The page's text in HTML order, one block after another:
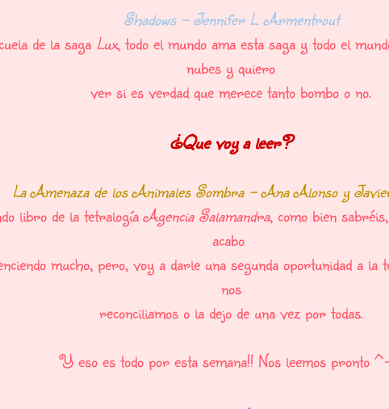
Shadows - Jennifer L. Armentrout
de la saga Lux, todo el mundo ama esta saga y todo el
nubes y quiero
ver si es verdad que merece tanto bombo o no.
¿Que voy a leer?
La Amenaza de los Animales Sombra - Ana Alonso y
libro de la tetralogíaAgencia Salamandra, como bien
acabo
mucho, pero, voy a darle una segunda oportunidad a
nos
reconciliamos o la dejo de una vez por todas.
Y eso es todo por esta semana!! Nos leemos pronto